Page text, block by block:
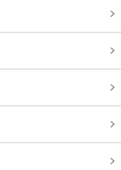
手権大会出場者
カップ夏季水泳競